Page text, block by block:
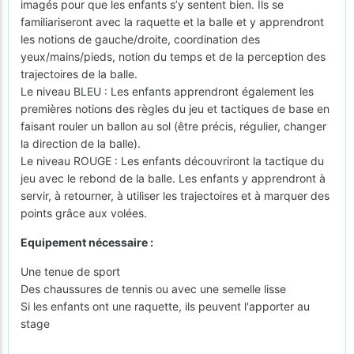
imagés pour que les enfants s’y sentent bien. Ils se
familiariseront avec la raquette et la balle et y apprendront
les notions de gauche/droite, coordination des
yeux/mains/pieds, notion du temps et de la perception des
trajectoires de la balle.
Le niveau BLEU : Les enfants apprendront également les
premières notions des règles du jeu et tactiques de base en
faisant rouler un ballon au sol (être précis, régulier, changer
la direction de la balle).
Le niveau ROUGE : Les enfants découvriront la tactique du
jeu avec le rebond de la balle. Les enfants y apprendront à
servir, à retourner, à utiliser les trajectoires et à marquer des
points grâce aux volées.
Equipement nécessaire :
Une tenue de sport
Des chaussures de tennis ou avec une semelle lisse
Si les enfants ont une raquette, ils peuvent l'apporter au
stage